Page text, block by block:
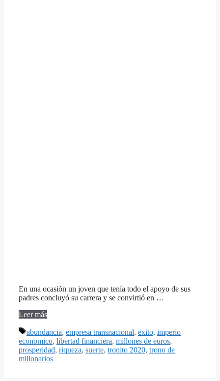
En una ocasión un joven que tenía todo el apoyo de sus
padres concluyó su carrera y se convirtió en …
Leer más
Etiquetas
abundancia, empresa transnacional, exito, imperio
economico, libertad financiera, millones de euros,
prosperidad, riqueza, suerte, tronito 2020, trono de
millonarios